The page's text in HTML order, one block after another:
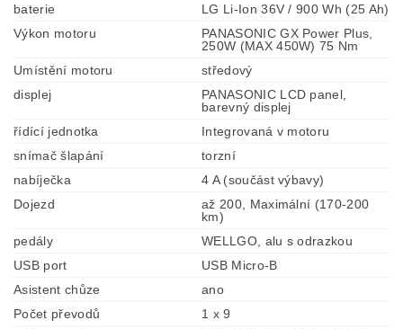
baterie
LG Li-Ion 36V / 900 Wh (25 Ah)
Výkon motoru
PANASONIC GX Power Plus,
250W (MAX 450W) 75 Nm
Umístění motoru
středový
displej
PANASONIC LCD panel,
barevný displej
řídící jednotka
Integrovaná v motoru
snímač šlapání
torzní
nabíječka
4 A (součást výbavy)
Dojezd
až 200, Maximální (170-200
km)
pedály
WELLGO, alu s odrazkou
USB port
USB Micro-B
Asistent chůze
ano
Počet převodů
1 x 9